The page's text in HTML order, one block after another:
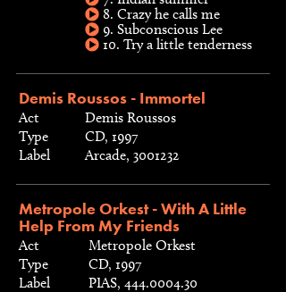
8. Crazy he calls me
9. Subconscious Lee
10. Try a little tenderness
Demis Roussos - Immortel
Act
Demis Roussos
Type
CD, 1997
Label
Arcade, 3001232
Metropole Orkest - With A Little
Help From My Friends
Act
Metropole Orkest
Type
CD, 1997
Label
PIAS, 444.0004.30